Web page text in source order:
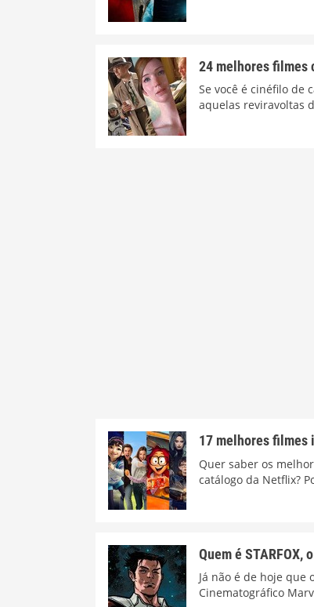
24 melhores filmes
Se você é cinéfilo de
aquelas reviravoltas
17 melhores filmes
Quer saber os
catálogo da Netflix?
Quem é STARFOX,
Já não é de hoje que
Cinematográfico